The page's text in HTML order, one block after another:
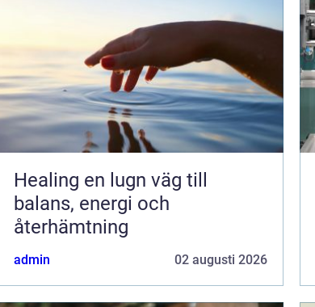
Healing en lugn väg till
balans, energi och
återhämtning
admin 02 augusti 2026